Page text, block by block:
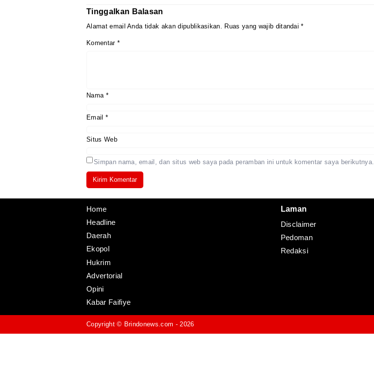
Tinggalkan Balasan
Alamat email Anda tidak akan dipublikasikan. Ruas yang wajib ditandai*
Komentar *
Nama *
Email *
Situs Web
Simpan nama, email, dan situs web saya pada peramban ini untuk komentar saya berikutnya.
Home
Headline
Daerah
Ekopol
Hukrim
Advertorial
Opini
Kabar Faifiye
Laman
Disclaimer
Pedoman
Redaksi
Copyright © Brindonews.com - 2026